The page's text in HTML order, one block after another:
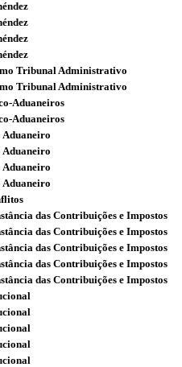
Tribunal Administrativo
Tribunal Administrativo
Aduaneiros
Aduaneiros
das Contribuições e Impostos
das Contribuições e Impostos
das Contribuições e Impostos
das Contribuições e Impostos
das Contribuições e Impostos